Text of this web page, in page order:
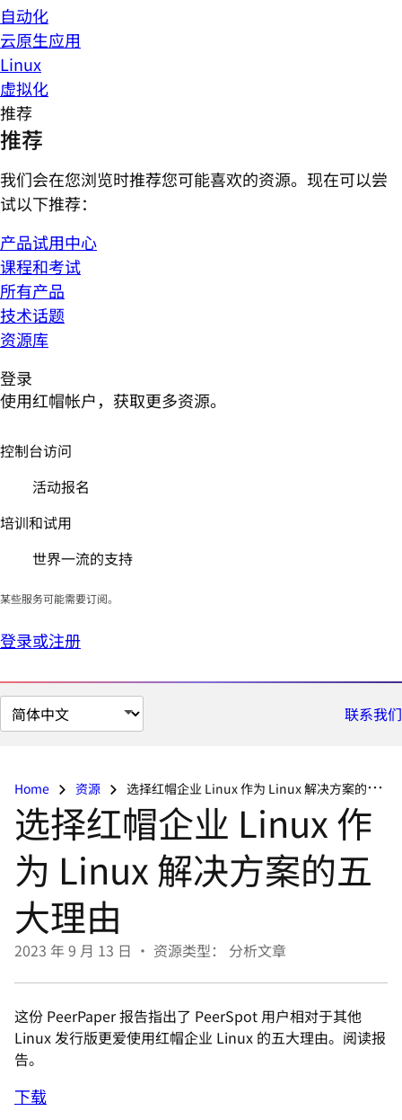
自动化
云原生应用
Linux
虚拟化
推荐
推荐
我们会在您浏览时推荐您可能喜欢的资源。现在可以尝
试以下推荐：
产品试用中心
课程和考试
所有产品
技术话题
资源库
登录
使用红帽帐户，获取更多资源。
控制台访问
活动报名
培训和试用
世界一流的支持
某些服务可能需要订阅。
登录或注册
切
换
面
联系我们
Home 资源 选择红帽企业 Linux 作为 Linux 解决方案的五大理由
选择红帽企业 Linux 作
为 Linux 解决方案的五
大理由
2023 年 9 月 13 日 • 资源类型： 分析文章
这份 PeerPaper 报告指出了 PeerSpot 用户相对于其他
Linux 发行版更爱使用红帽企业 Linux 的五大理由。阅读报
告。
下载